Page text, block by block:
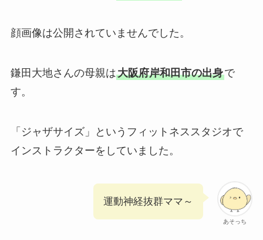
顔画像は公開されていませんでした。
鎌田大地さんの母親は大阪府岸和田市の出身で
す。
「ジャザサイズ」というフィットネススタジオで
インストラクターをしていました。
あそっち
運動神経抜群ママ～